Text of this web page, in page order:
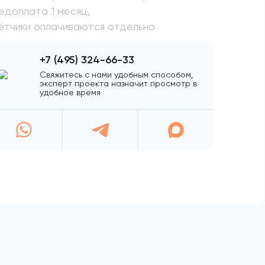
1 месяц,
оплачиваются отдельно
+7 (495) 324-66-33
Свяжитесь с нами удобным способом,
эксперт проекта назначит просмотр в
удобное время